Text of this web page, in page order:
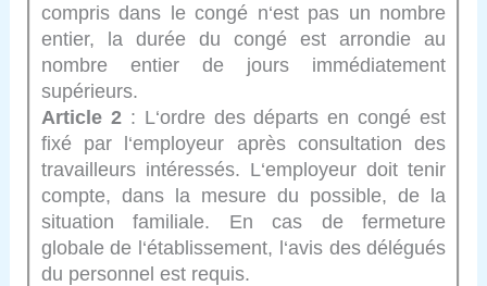
compris dans le congé n‘est pas un nombre
entier, la durée du congé est arrondie au
nombre entier de jours immédiatement
supérieurs.
Article 2: L‘ordre des départs en congé est
fixé par l‘employeur après consultation des
travailleurs intéressés. L‘employeur doit tenir
compte, dans la mesure du possible, de la
situation familiale. En cas de fermeture
globale de l‘établissement, l‘avis des délégués
du personnel est requis.